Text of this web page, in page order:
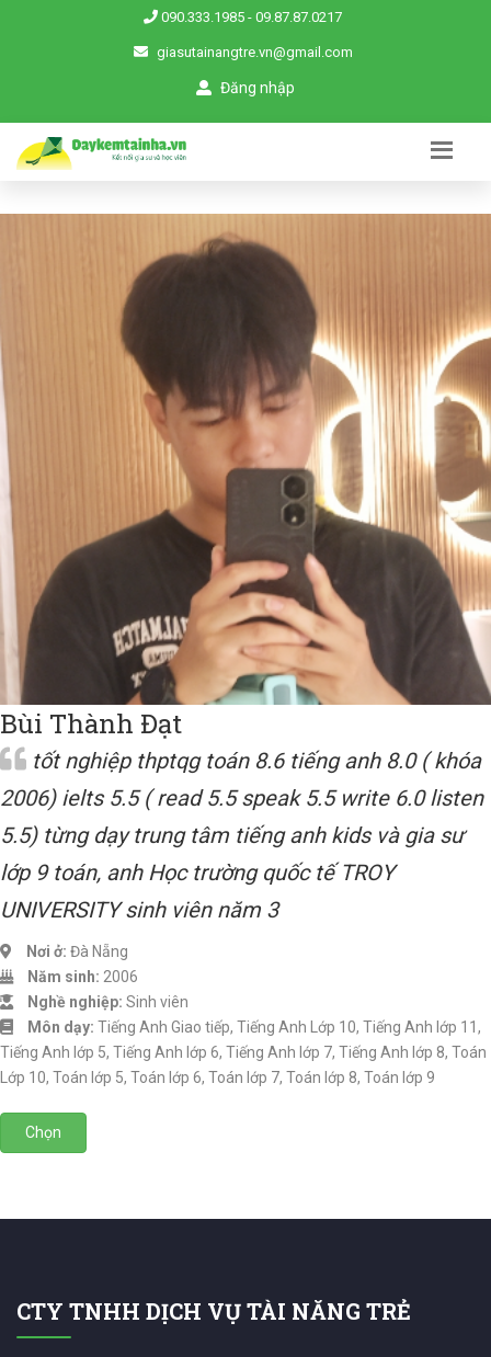
090.333.1985 - 09.87.87.0217
giasutainangtre.vn@gmail.com
Đăng nhập
Bùi Thành Đạt
tốt nghiệp thptqg toán 8.6 tiếng anh 8.0 ( khóa
2006) ielts 5.5 ( read 5.5 speak 5.5 write 6.0 listen
5.5) từng dạy trung tâm tiếng anh kids và gia sư
lớp 9 toán, anh Học trường quốc tế TROY
UNIVERSITY sinh viên năm 3
Nơi ở: Đà Nẵng
Năm sinh: 2006
Nghề nghiệp: Sinh viên
Môn dạy: Tiếng Anh Giao tiếp, Tiếng Anh Lớp 10, Tiếng Anh lớp 11,
Tiếng Anh lớp 5, Tiếng Anh lớp 6, Tiếng Anh lớp 7, Tiếng Anh lớp 8, Toán
Lớp 10, Toán lớp 5, Toán lớp 6, Toán lớp 7, Toán lớp 8, Toán lớp 9
Chọn
CTY TNHH DỊCH VỤ TÀI NĂNG TRẺ